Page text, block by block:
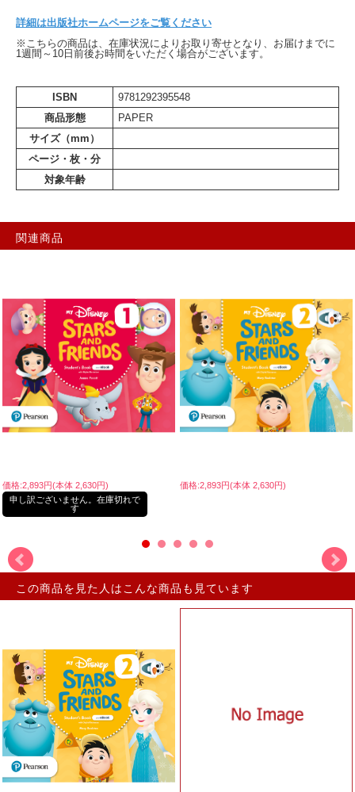
詳細は出版社ホームページをご覧ください
※こちらの商品は、在庫状況によりお取り寄せとなり、お届けまでに
1週間～10日前後お時間をいただく場合がございます。
ISBN
9781292395548
商品形態
PAPER
サイズ（mm）
ページ・枚・分
対象年齢
関連商品
価格:2,893円(本体 2,630円)
申し訳ございません。在庫切れで
す
価格:2,893円(本体 2,630円)
この商品を見た人はこんな商品も見ています